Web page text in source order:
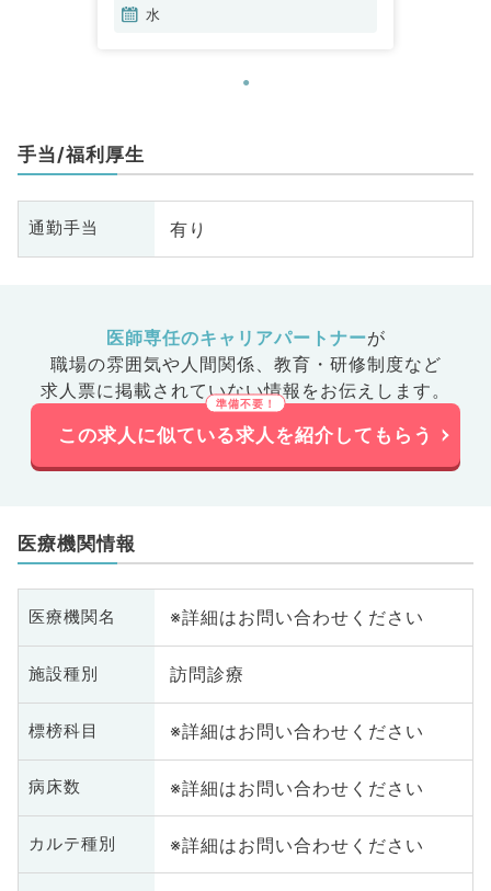
水
手当/福利厚生
通勤手当 有り
医師専任のキャリアパートナーが
職場の雰囲気や人間関係、 教育・研修制度など
求人票に掲載されていない情報をお伝えします。
この求人に似ている求人を紹介してもらう
医療機関情報
医療機関名 ※詳細はお問い合わせください
施設種別 訪問診療
標榜科目 ※詳細はお問い合わせください
病床数 ※詳細はお問い合わせください
カルテ種別 ※詳細はお問い合わせください